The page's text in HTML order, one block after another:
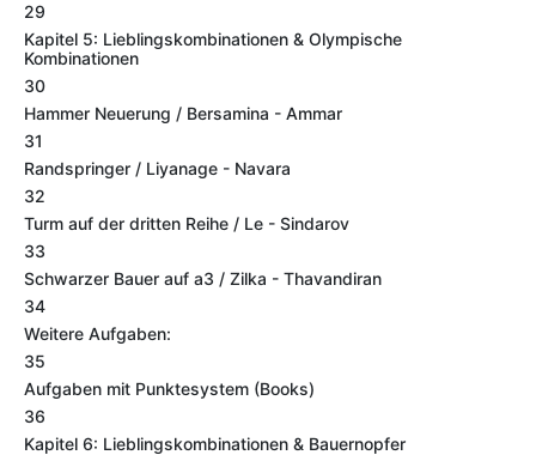
29
Kapitel 5: Lieblingskombinationen & Olympische
Kombinationen
30
Hammer Neuerung / Bersamina - Ammar
31
Randspringer / Liyanage - Navara
32
Turm auf der dritten Reihe / Le - Sindarov
33
Schwarzer Bauer auf a3 / Zilka - Thavandiran
34
Weitere Aufgaben:
35
Aufgaben mit Punktesystem (Books)
36
Kapitel 6: Lieblingskombinationen & Bauernopfer